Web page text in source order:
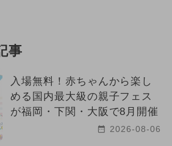
事
入場無料！赤ちゃんから楽し
める国内最大級の親子フェス
が福岡・下関・大阪で8月開催
2026-08-06